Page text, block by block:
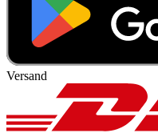
Versand